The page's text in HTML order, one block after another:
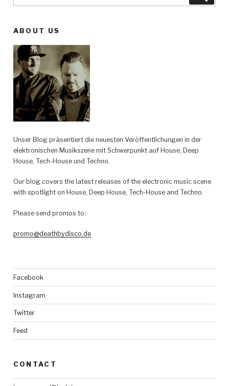
ABOUT US
Unser Blog präsentiert die neuesten Veröffentlichungen in der
elektronischen Musikszene mit Schwerpunkt auf House, Deep
House, Tech-House und Techno.
Our blog covers the latest releases of the electronic music scene
with spotlight on House, Deep House, Tech-House and Techno.
Please send promos to:
promo@deathbydisco.de
Facebook
Instagram
Twitter
Feed
CONTACT